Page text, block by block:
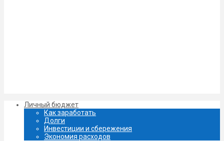
Личный бюджет
Как заработать
Долги
Инвестиции и сбережения
Экономия расходов